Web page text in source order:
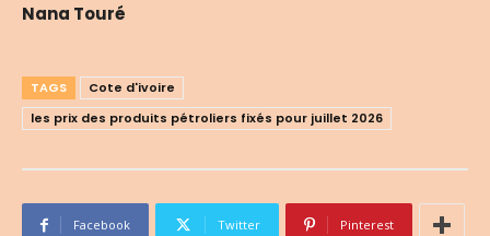
Nana Touré
TAGS
Cote d'ivoire
les prix des produits pétroliers fixés pour juillet 2026
Facebook Twitter Pinterest